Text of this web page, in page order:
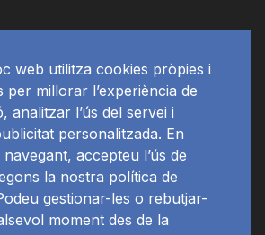
web utilitza cookies pròpies i
per millorar l’experiència de
analitzar l’ús del servei i
personalitzada. En
accepteu l’ús de
la nostra política de
gestionar-les o rebutjar-
moment des de la